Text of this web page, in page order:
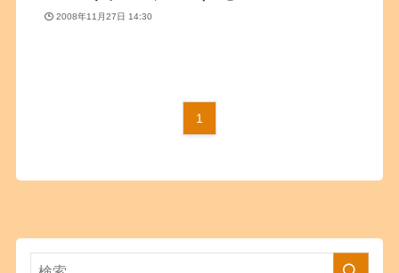
2008年11月27日 14:30
1